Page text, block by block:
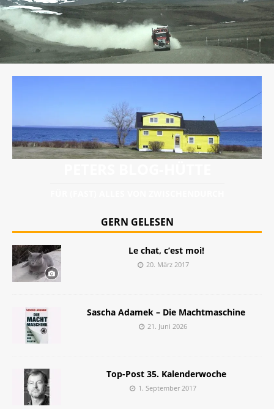
GERN GELESEN
Le chat, c’est moi!
20. März 2017
Sascha Adamek – Die Machtmaschine
21. Juni 2026
Top-Post 35. Kalenderwoche
1. September 2017